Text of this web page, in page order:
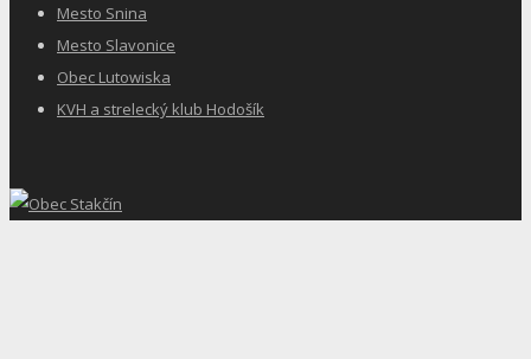
Mesto Snina
Mesto Slavonice
Obec Lutowiska
KVH a strelecký klub Hodošík